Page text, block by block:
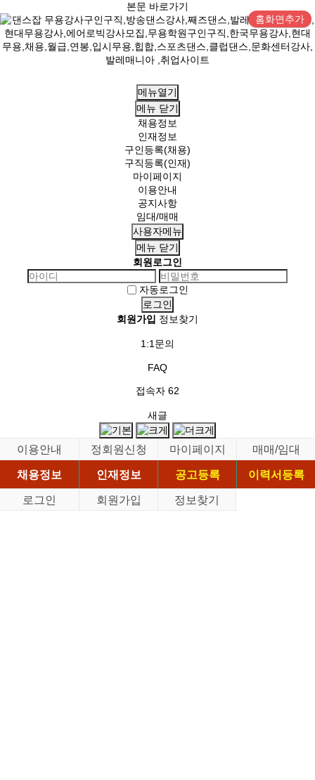
본문 바로가기
홈화면추가
메뉴열기
메뉴 닫기
채용정보
인재정보
구인등록(채용)
구직등록(인재)
마이페이지
이용안내
공지사항
임대/매매
사용자메뉴
메뉴 닫기
회원로그인
자동로그인
회원가입 정보찾기
1:1문의
FAQ
접속자 62
새글
이용안내 정회원신청 마이페이지
매매/임대
채용정보
인재정보 공고등록
이력서등록
로그인
회원가입 정보찾기